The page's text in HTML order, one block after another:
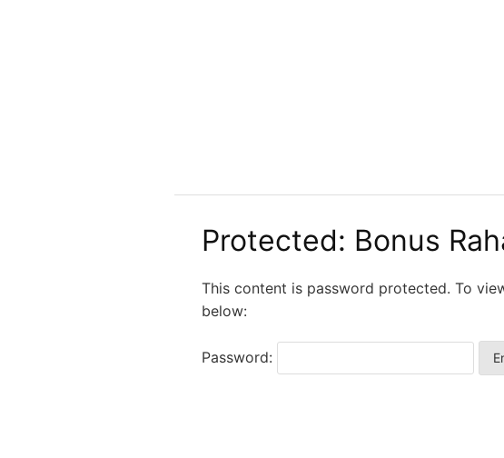
Protected: Bonus
This content is password protected. To
below:
Password: